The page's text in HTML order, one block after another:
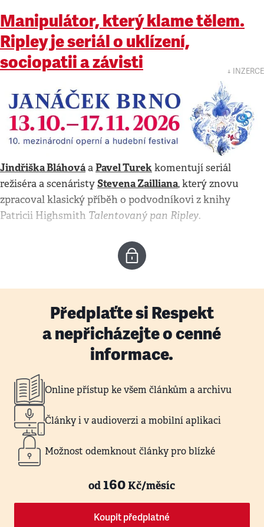
Manipulátor, který klame tělem.
Ripley je seriál o uklízení,
sociopatii a závisti
↓ INZERCE
Jindřiška BláhováaPavel Turekkomentují seriál
režiséra a scenáristyStevena Zailliana, který znovu
zpracoval klasický příběh o podvodníkovi z knihy
Patricii Highsmith Talentovaný pan Ripley.
Předplaťte si Respekt
a nepřicházejte o cenné
informace.
Online přístup ke všem článkům a archivu
Články i v audioverzi a mobilní aplikaci
Možnost odemknout články pro blízké
od160Kč/měsíc
Koupit předplatné